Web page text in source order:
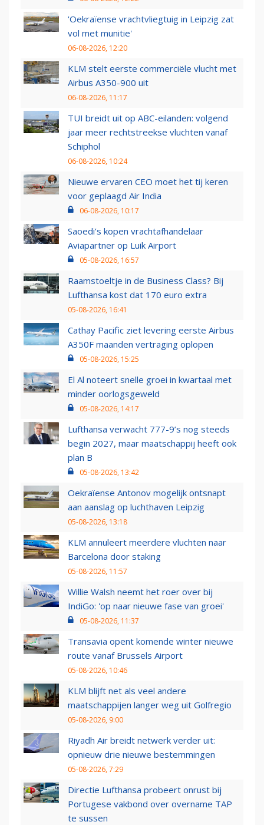
'Oekraïense vrachtvliegtuig in Leipzig zat
vol met munitie'
06-08-2026, 12:20
KLM stelt eerste commerciële vlucht met
Airbus A350-900 uit
06-08-2026, 11:17
TUI breidt uit op ABC-eilanden: volgend
jaar meer rechtstreekse vluchten vanaf
Schiphol
06-08-2026, 10:24
Nieuwe ervaren CEO moet het tij keren
voor geplaagd Air India
06-08-2026, 10:17
Saoedi’s kopen vrachtafhandelaar
Aviapartner op Luik Airport
05-08-2026, 16:57
Raamstoeltje in de Business Class? Bij
Lufthansa kost dat 170 euro extra
05-08-2026, 16:41
Cathay Pacific ziet levering eerste Airbus
A350F maanden vertraging oplopen
05-08-2026, 15:25
El Al noteert snelle groei in kwartaal met
minder oorlogsgeweld
05-08-2026, 14:17
Lufthansa verwacht 777-9’s nog steeds
begin 2027, maar maatschappij heeft ook
plan B
05-08-2026, 13:42
Oekraïense Antonov mogelijk ontsnapt
aan aanslag op luchthaven Leipzig
05-08-2026, 13:18
KLM annuleert meerdere vluchten naar
Barcelona door staking
05-08-2026, 11:57
Willie Walsh neemt het roer over bij
IndiGo: 'op naar nieuwe fase van groei'
05-08-2026, 11:37
Transavia opent komende winter nieuwe
route vanaf Brussels Airport
05-08-2026, 10:46
KLM blijft net als veel andere
maatschappijen langer weg uit Golfregio
05-08-2026, 9:00
Riyadh Air breidt netwerk verder uit:
opnieuw drie nieuwe bestemmingen
05-08-2026, 7:29
Directie Lufthansa probeert onrust bij
Portugese vakbond over overname TAP
te sussen